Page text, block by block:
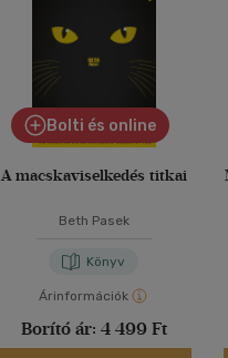
Bolti és online
A macskaviselkedés titkai
Beth Pasek
Könyv
Árinformációk
Borító ár: 4 499 Ft